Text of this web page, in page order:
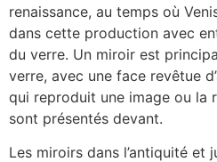
renaissance, au temps où
dans cette production avec
du verre. Un miroir est
verre, avec une face revêtue
qui reproduit une image ou la
sont présentés devant.
Les miroirs dans l’antiquité et